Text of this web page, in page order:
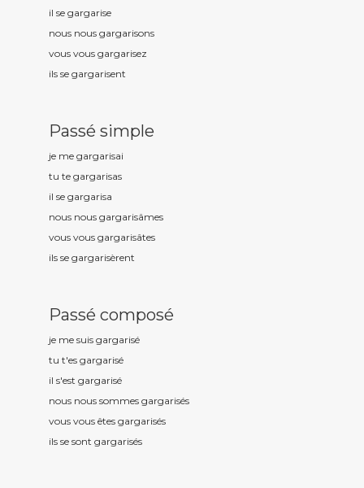
il se gargarise
nous nous gargarisons
vous vous gargarisez
ils se gargarisent
Passé simple
je me gargarisai
tu te gargarisas
il se gargarisa
nous nous gargarisâmes
vous vous gargarisâtes
ils se gargarisèrent
Passé composé
je me suis gargarisé
tu t'es gargarisé
il s'est gargarisé
nous nous sommes gargarisés
vous vous êtes gargarisés
ils se sont gargarisés